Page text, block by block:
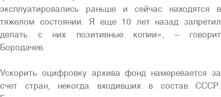
эксплуатировались раньше и сейчас находятся в
тяжелом состоянии. Я еще 10 лет назад запретил
делать с них позитивные копии», – говорит
Бородачев.
Ускорить оцифровку архива фонд намеревается за
счет стран, некогда входивших в состав СССР.